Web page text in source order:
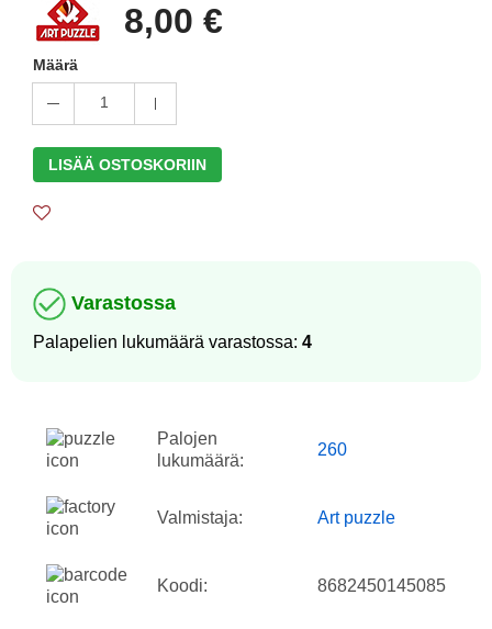
8,00 €
Määrä
1
LISÄÄ OSTOSKORIIN
Varastossa
Palapelien lukumäärä varastossa: 4
Palojen
lukumäärä:
260
Valmistaja: Art puzzle
Koodi: 8682450145085